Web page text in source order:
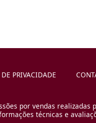
PRIVACIDADE
por vendas
técnicas e